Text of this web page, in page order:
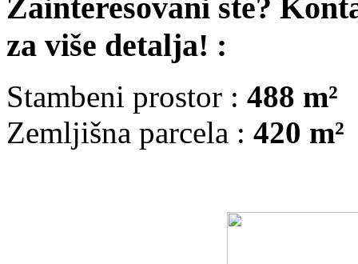
Zainteresovani ste?
za više detalja! :
Stambeni prostor : 488 m²
Zemljišna parcela : 420 m²